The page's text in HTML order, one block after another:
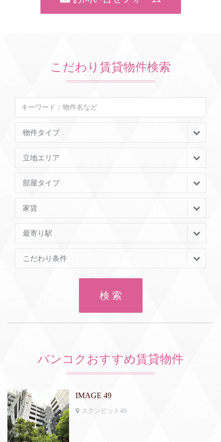
こだわり賃貸物件検索
物件タイプ
立地エリア
部屋タイプ
家賃
最寄り駅
こだわり条件
検 索
バンコクおすすめ賃貸物件
IMAGE 49
スクンビット49